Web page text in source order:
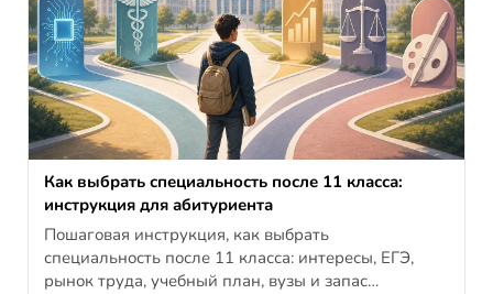
Как выбрать специальность после 11 класса:
инструкция для абитуриента
Пошаговая инструкция, как выбрать
специальность после 11 класса: интересы, ЕГЭ,
рынок труда, учебный план, вузы и запас…